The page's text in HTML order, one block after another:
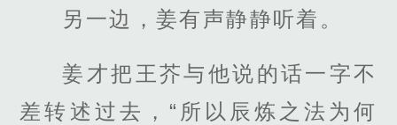
另一边，姜有声静静听着。
姜才把王芥与他说的话一字不
差转述过去，“所以辰炼之法为何